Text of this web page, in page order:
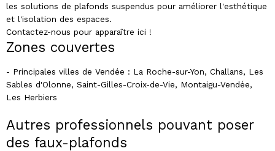
les solutions de plafonds suspendus pour améliorer l'esthétique
et l'isolation des espaces.
Contactez-nous pour apparaître ici !
Zones couvertes
- Principales villes de Vendée : La Roche-sur-Yon, Challans, Les
Sables d'Olonne, Saint-Gilles-Croix-de-Vie, Montaigu-Vendée,
Les Herbiers
Autres professionnels pouvant poser
des faux-plafonds